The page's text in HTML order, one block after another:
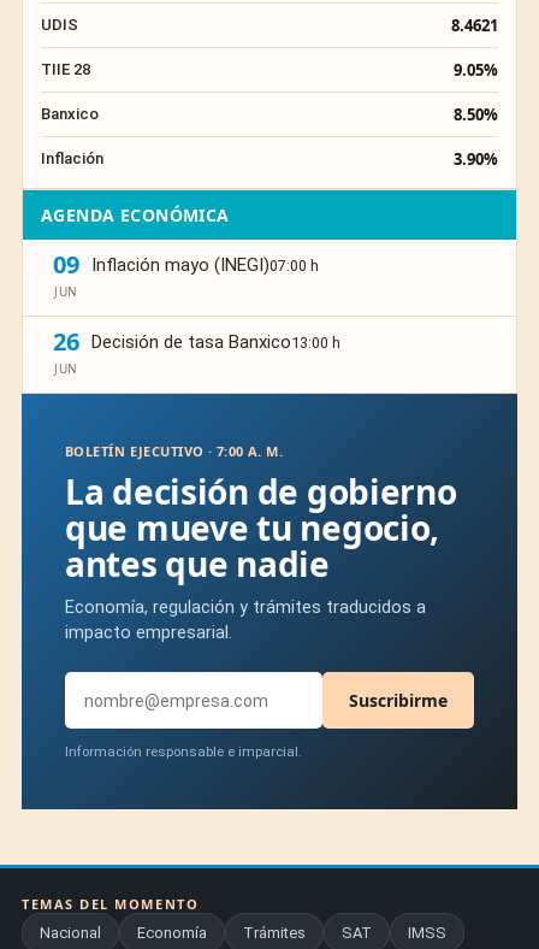
UDIS 8.4621
TIIE 28 9.05%
Banxico 8.50%
Inflación 3.90%
AGENDA ECONÓMICA
09
JUN
Inflación mayo (INEGI)07:00 h
26
JUN
Decisión de tasa Banxico13:00 h
BOLETÍN EJECUTIVO · 7:00 A. M.
La decisión de gobierno
que mueve tu negocio,
antes que nadie
Economía, regulación y trámites traducidos a
impacto empresarial.
Suscribirme
Información responsable e imparcial.
TEMAS DEL MOMENTO
Nacional
Economía Trámites SAT IMSS